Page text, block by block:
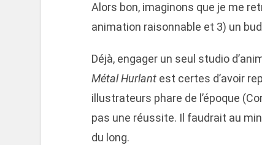
Alors bon, imaginons que je me
animation raisonnable et 3) un
Déjà, engager un seul studio
Métal Hurlantest certes d’avoir
illustrateurs phare de l’époque
pas une réussite. Il faudrait au
du long.